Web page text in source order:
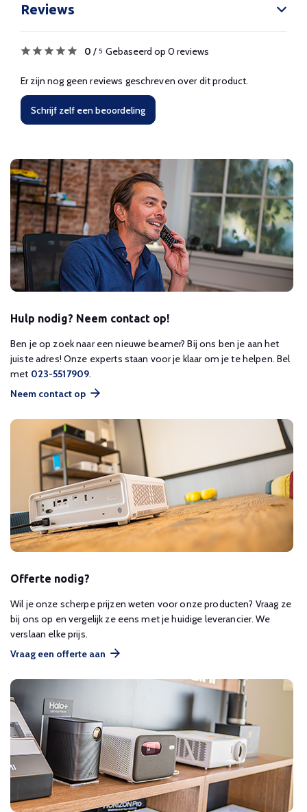
Reviews
0 / 5 Gebaseerd op 0 reviews
Er zijn nog geen reviews geschreven over dit product.
Schrijf zelf een beoordeling
Hulp nodig? Neem contact op!
Ben je op zoek naar een nieuwe beamer? Bij ons ben je aan het
juiste adres! Onze experts staan voor je klaar om je te helpen. Bel
met 023-5517909.
Neem contact op
Offerte nodig?
Wil je onze scherpe prijzen weten voor onze producten? Vraag ze
bij ons op en vergelijk ze eens met je huidige leverancier. We
verslaan elke prijs.
Vraag een offerte aan